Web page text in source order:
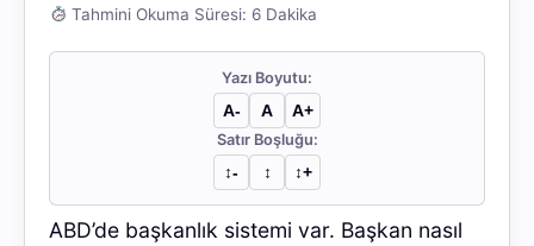
Tahmini Okuma Süresi: 6 Dakika
Yazı Boyutu:
A- A A+
Satır Boşluğu:
↕︎- ↕︎ ↕︎+
ABD’de başkanlık sistemi var. Başkan nasıl